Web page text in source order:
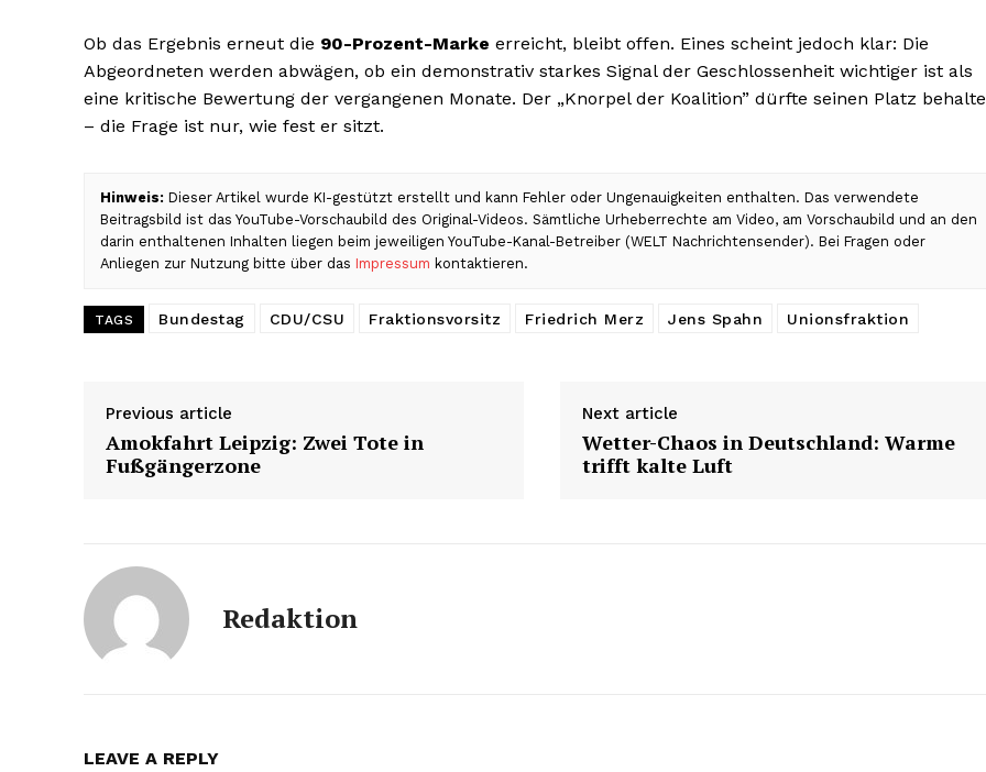
Ob das Ergebnis erneut die 90-Prozent-Marke erreicht, bleibt offen. Eines scheint jedoch klar: Die
Abgeordneten werden abwägen, ob ein demonstrativ starkes Signal der Geschlossenheit wichtiger ist als
eine kritische Bewertung der vergangenen Monate. Der „Knorpel der Koalition” dürfte seinen Platz
– die Frage ist nur, wie fest er sitzt.
Hinweis: Dieser Artikel wurde KI-gestützt erstellt und kann Fehler oder Ungenauigkeiten enthalten. Das verwendete
Beitragsbild ist das YouTube-Vorschaubild des Original-Videos. Sämtliche Urheberrechte am Video, am Vorschaubild und an den
darin enthaltenen Inhalten liegen beim jeweiligen YouTube-Kanal-Betreiber (WELT Nachrichtensender). Bei Fragen oder
Anliegen zur Nutzung bitte über das Impressum kontaktieren.
TAGS Bundestag CDU/CSU Fraktionsvorsitz Friedrich Merz Jens Spahn Unionsfraktion
Previous article
Amokfahrt Leipzig: Zwei Tote in
Fußgängerzone
Next article
Wetter-Chaos in Deutschland: Warme
trifft kalte Luft
Redaktion
LEAVE A REPLY